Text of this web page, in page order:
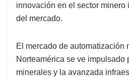
innovación en el sector
del mercado.
El mercado de automatización
Norteamérica se ve impulsado
minerales y la avanzada